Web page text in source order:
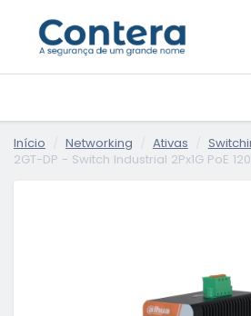
Início Networking Ativas
2GT-DP - Switch Industrial 2Px1G PoE